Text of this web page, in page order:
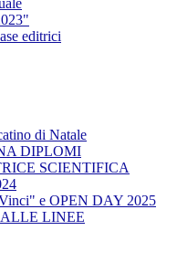
editrici
di Natale
DIPLOMI
SCIENTIFICA
e OPEN DAY 2025
LINEE